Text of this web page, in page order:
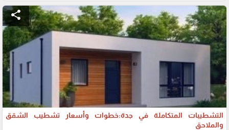
share
التشطيبات المتكاملة في جدة:خطوات وأسعار تشطيب الشقق
والملاحق